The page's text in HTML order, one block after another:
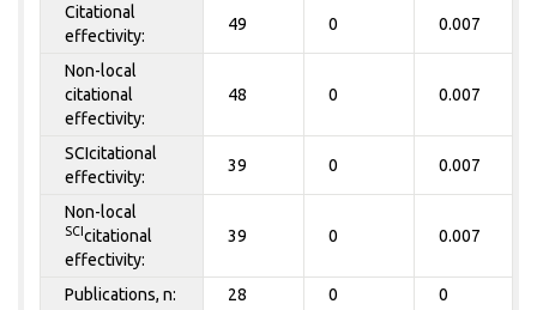
Citational
effectivity:
49 0 0.007
Non-local
citational
effectivity:
48 0 0.007
SCIcitational
effectivity:
39 0 0.007
Non-local
SCIcitational
effectivity:
39 0 0.007
Publications, n: 28 0 0